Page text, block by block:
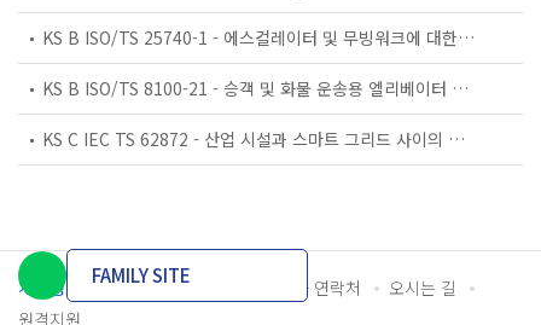
KS B ISO/TS 25740-1 - 에스컬레이터 및 무빙워크에 대한 안전요건 — 제1부: 세계공통 필수 안전요건(GESRs)
KS B ISO/TS 8100-21 - 승객 및 화물 운송용 엘리베이터 —제21부: 세계공통 필수안전요건(GESRs)을 충족하는 세계공통 안전 파라미터(GSPs)
KS C IEC TS 62872 - 산업 시설과 스마트 그리드 사이의 산업 공정 측정, 제어 및 자동화 시스템 인터페이스
개인정보처리방침 이용약관 담당자 연락처
오시는 길
원격지원
FAMILY SITE